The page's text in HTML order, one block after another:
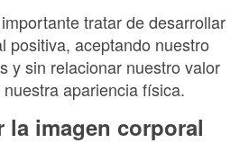
tratar de desarrollar
positiva, aceptando nuestro
y sin relacionar nuestro valor
apariencia física.
la imagen corporal